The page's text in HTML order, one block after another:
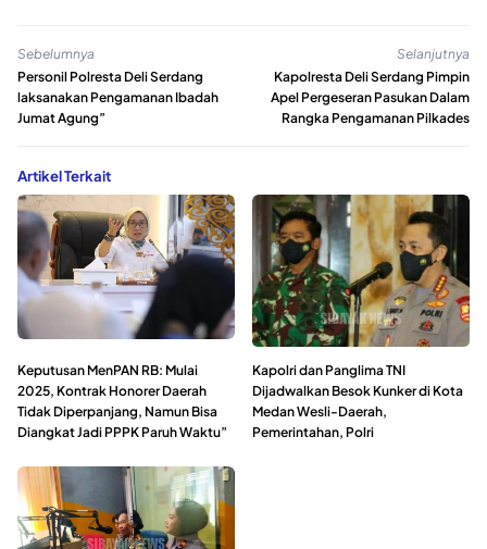
Sebelumnya
Personil Polresta Deli Serdang
laksanakan Pengamanan Ibadah
Jumat Agung”
Selanjutnya
Kapolresta Deli Serdang Pimpin
Apel Pergeseran Pasukan Dalam
Rangka Pengamanan Pilkades
Artikel Terkait
Keputusan MenPAN RB: Mulai
2025, Kontrak Honorer Daerah
Tidak Diperpanjang, Namun Bisa
Diangkat Jadi PPPK Paruh Waktu”
Kapolri dan Panglima TNI
Dijadwalkan Besok Kunker di Kota
Medan Wesli-Daerah,
Pemerintahan, Polri